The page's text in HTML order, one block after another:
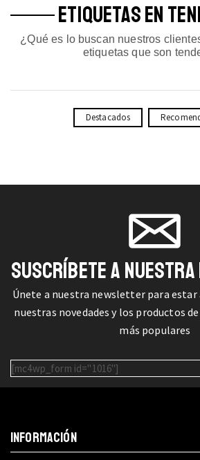
ETIQUETAS EN
¿Qué es lo buscan nuestros
etiquetas que son
Destacados
SUSCRÍBETE A
Únete a nuestra newsletter para estar
nuestras novedades y los productos
más populares
[mc4wp_form id="1016"]
INFORMACIÓN